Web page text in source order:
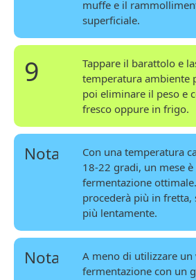
muffe e il
superficiale.
9
Tappare il barattolo e
temperatura ambiente
poi eliminare il peso e
fresco oppure in frigo.
Nota
Con una temperatura
18-22 gradi, un mese
fermentazione
procederà più in fretta,
più lentamente.
Nota
A meno di utilizzare un
fermentazione con un